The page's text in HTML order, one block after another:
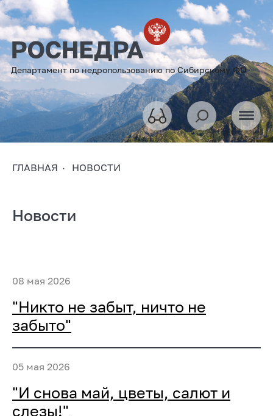
Департамент по недропользованию по Сибирскому ФО
ГЛАВНАЯ НОВОСТИ
Новости
08 мая 2026
"Никто не забыт, ничто не
забыто"
05 мая 2026
"И снова май, цветы, салют и
слезы!"